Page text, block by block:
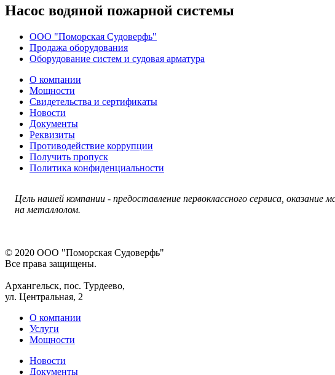
Насос водяной пожарной системы
ООО "Поморская Судоверфь"
Продажа оборудования
Оборудование систем и судовая арматура
О компании
Мощности
Свидетельства и сертификаты
Новости
Документы
Реквизиты
Противодействие коррупции
Получить пропуск
Политика конфиденциальности
Цель нашей компании - предоставление первоклассного сервиса,
на металлолом.
© 2020 ООО "Поморская Cудоверфь"
Все права защищены.
Архангельск, пос. Турдеево,
ул. Центральная, 2
О компании
Услуги
Мощности
Новости
Документы